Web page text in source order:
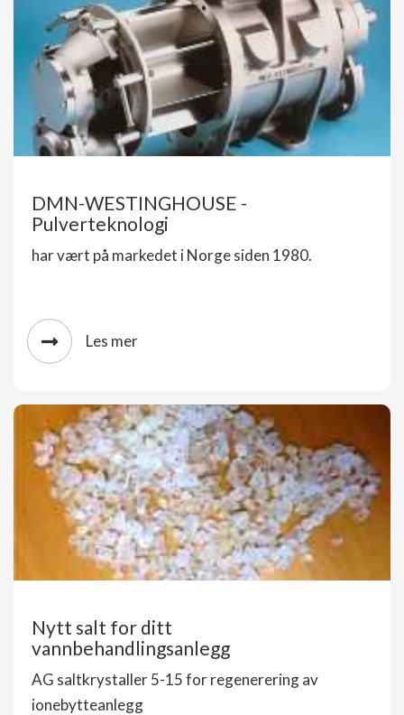
DMN-WESTINGHOUSE -
Pulverteknologi
har vært på markedet i Norge siden 1980.
Les mer
Nytt salt for ditt
vannbehandlingsanlegg
AG saltkrystaller 5-15 for regenerering av
ionebytteanlegg